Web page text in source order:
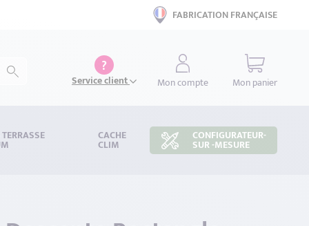
FABRICATION FRANÇAISE
?
Service client Mon compte Mon panier
CACHE
CLIM
CONFIGURATEUR-
SUR -MESURE